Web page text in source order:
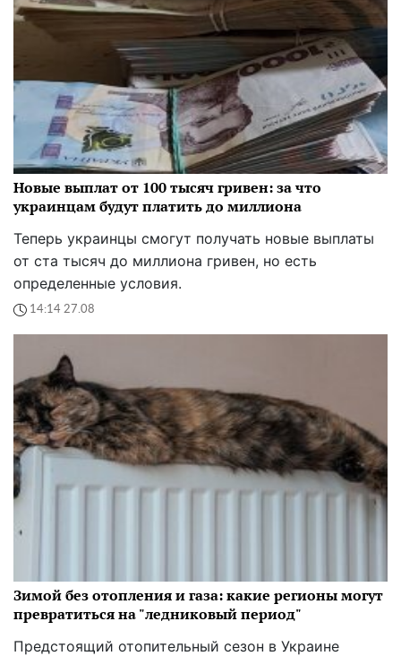
Новые выплат от 100 тысяч гривен: за что
украинцам будут платить до миллиона
Теперь украинцы смогут получать новые выплаты
от ста тысяч до миллиона гривен, но есть
определенные условия.
14:14 27.08
Зимой без отопления и газа: какие регионы могут
превратиться на "ледниковый период"
Предстоящий отопительный сезон в Украине